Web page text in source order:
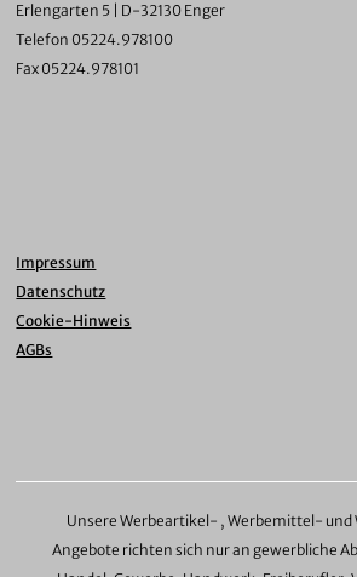
Erlengarten 5 | D-32130 Enger
Telefon 05224.978100
Fax 05224.978101
Impressum
Datenschutz
Cookie-Hinweis
AGBs
Unsere Werbeartikel- , Werbemittel- und
Angebote richten sich nur an gewerbliche